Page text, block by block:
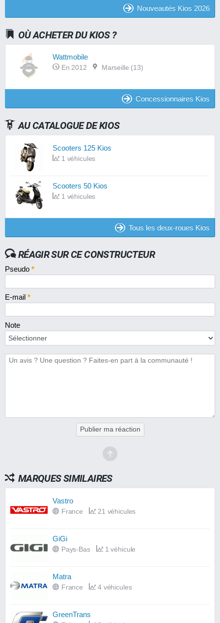
Nouveautés Kios 2026
OÙ ACHETER DU KIOS ?
Wattmobile
En 2012 Marseille (13)
Concessionnaires Kios
AU CATALOGUE DE KIOS
Scooters 125 Kios
1 véhicules
Scooters 50 Kios
1 véhicules
Tous les deux-roues Kios
RÉAGIR SUR CE CONSTRUCTEUR
Pseudo *
E-mail *
Note
Publier ma réaction
MARQUES SIMILAIRES
Vastro
France 21 véhicules
GiGi
Pays-Bas 1 véhicule
Matra
France 4 véhicules
GreenTrans